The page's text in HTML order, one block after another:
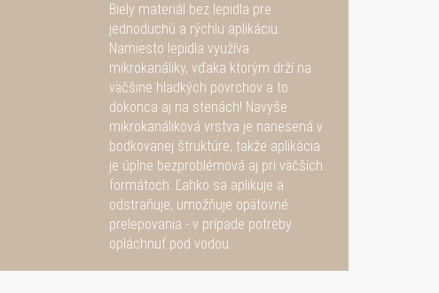
Biely materiál bez lepidla pre
jednoduchú a rýchlu aplikáciu.
Namiesto lepidla využíva
mikrokanáliky, vďaka ktorým drží na
väčšine hladkých povrchov a to
dokonca aj na stenách! Navyše
mikrokanáliková vrstva je nanesená v
bodkovanej štruktúre, takže aplikácia
je úplne bezproblémová aj pri väčších
formátoch. Ľahko sa aplikuje a
odstraňuje, umožňuje opätovné
prelepovania - v prípade potreby
opláchnuť pod vodou.